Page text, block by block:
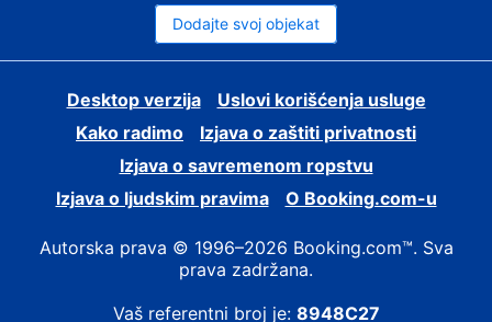
Dodajte svoj objekat
Desktop verzija
Uslovi korišćenja usluge
Kako radimo
Izjava o zaštiti privatnosti
Izjava o savremenom ropstvu
Izjava o ljudskim pravima
О Booking.com-u
Autorska prava © 1996–2026 Booking.com™. Sva
prava zadržana.
Vaš referentni broj je: 8948C27